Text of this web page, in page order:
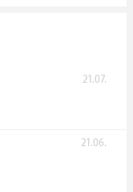
21.07.
21.06.